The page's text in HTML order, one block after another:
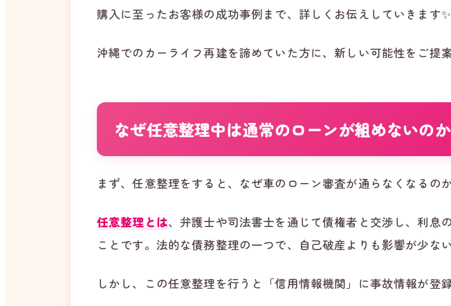
購入に至ったお客様の成功事例まで、詳しくお伝えしていきます✨
沖縄でのカーライフ再建を諦めていた方に、新しい可能性をご提
なぜ任意整理中は通常のローンが組めないの
まず、任意整理をすると、なぜ車のローン審査が通らなくなるの
任意整理とは、弁護士や司法書士を通じて債権者と交渉し、利息
ことです。法的な債務整理の一つで、自己破産よりも影響が少な
しかし、この任意整理を行うと「信用情報機関」に事故情報が登